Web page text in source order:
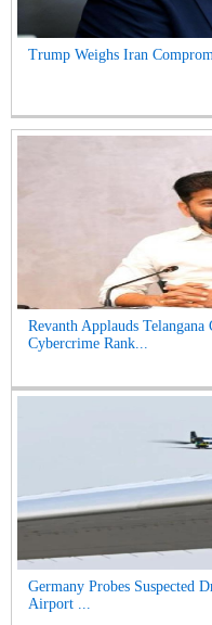
Trump Weighs Iran
Revanth Applauds
Cybercrime Rank...
Germany Probes Suspected
Airport ...